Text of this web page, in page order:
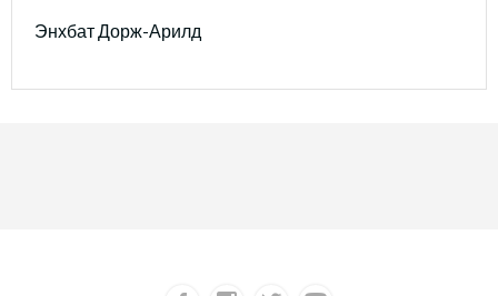
Энхбат Дорж-Арилд